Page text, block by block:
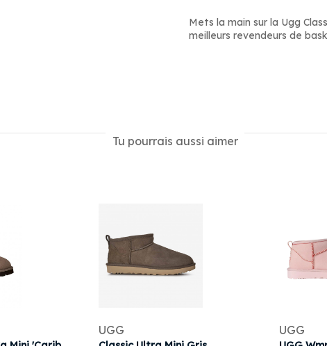
Mets la main sur la Ugg
meilleurs revendeurs de
Tu pourrais aussi aimer
UGG UGG